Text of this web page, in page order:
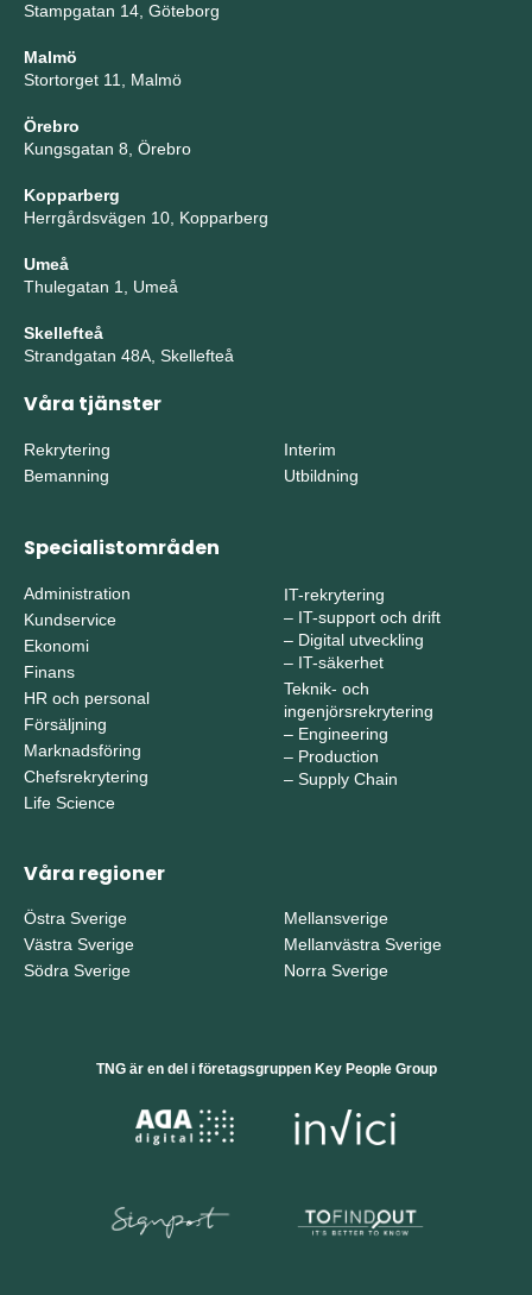
Stampgatan 14, Göteborg
Malmö
Stortorget 11, Malmö
Örebro
Kungsgatan 8, Örebro
Kopparberg
Herrgårdsvägen 10, Kopparberg
Umeå
Thulegatan 1, Umeå
Skellefteå
Strandgatan 48A, Skellefteå
Våra tjänster
Rekrytering
Bemanning
Interim
Utbildning
Specialistområden
Administration
Kundservice
Ekonomi
Finans
HR och personal
Försäljning
Marknadsföring
Chefsrekrytering
Life Science
IT-rekrytering
– IT-support och drift
– Digital utveckling
– IT-säkerhet
Teknik- och
ingenjörsrekrytering
– Engineering
– Production
– Supply Chain
Våra regioner
Östra Sverige
Västra Sverige
Södra Sverige
Mellansverige
Mellanvästra Sverige
Norra Sverige
TNG är en del i företagsgruppen Key People Group